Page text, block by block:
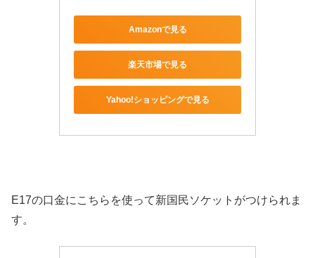
Amazonで見る
楽天市場で見る
Yahoo!ショッピングで見る
E17の口金にこちらを使って新国民ソケットがつけられま
す。